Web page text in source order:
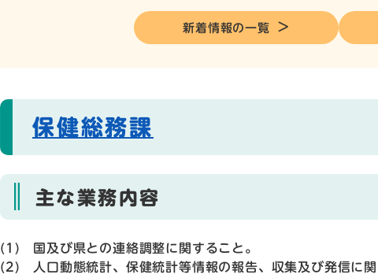
新着情報の一覧
保健総務課
主な業務内容
(1) 国及び県との連絡調整に関すること。
(2) 人口動態統計、保健統計等情報の報告、収集及び発信に関